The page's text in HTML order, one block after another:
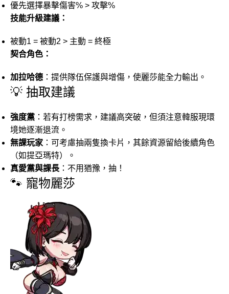
優先選擇暴擊傷害% > 攻擊%
技能升級建議：
被動1 = 被動2 > 主動 = 終極
契合角色：
加拉哈德 ：提供隊伍保護與增傷，使麗莎能全力輸出。
💡 抽取建議
強度黨 ：若有打榜需求，建議高突破，但須注意韓服現環
境她逐漸退流。
無課玩家 ：可考慮抽兩隻換卡片，其餘資源留給後續角色
（如提亞瑪特）。
真愛黨與課長 ：不用猶豫，抽！
🐾 寵物麗莎